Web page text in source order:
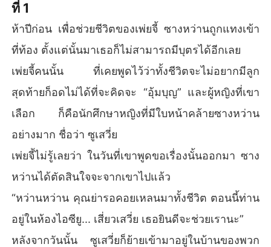
ที่ 1
ห้าปีก่อน เพื่อช่วยชีวิตของเพ่ยจี้ ซางหว่านถูกแทงเข้า
ที่ท้อง ตั้งแต่นั้นมาเธอก็ไม่สามารถมีบุตรได้อีกเลย
เพ่ยจี้คนนั้น ที่เคยพูดไว้ว่าทั้งชีวิตจะไม่อยากมีลูก
สุดท้ายก็อดไม่ได้ที่จะคิดจะ “อุ้มบุญ” และผู้หญิงที่เขา
เลือก ก็คือนักศึกษาหญิงที่มีใบหน้าคล้ายซางหว่าน
อย่างมาก ชื่อว่า ซูเสวี่ย
เพ่ยจี้ไม่รู้เลยว่า ในวันที่เขาพูดขอเรื่องนั้นออกมา ซาง
หว่านได้ตัดสินใจจะจากเขาไปแล้ว
“หว่านหว่าน คุณย่ารอคอยเหลนมาทั้งชีวิต ตอนนี้ท่าน
อยู่ในห้องไอซียู... เสี่ยวเสวี่ย เธอยินดีจะช่วยเรานะ”
หลังจากวันนั้น ซูเสวี่ยก็ย้ายเข้ามาอยู่ในบ้านของพวก